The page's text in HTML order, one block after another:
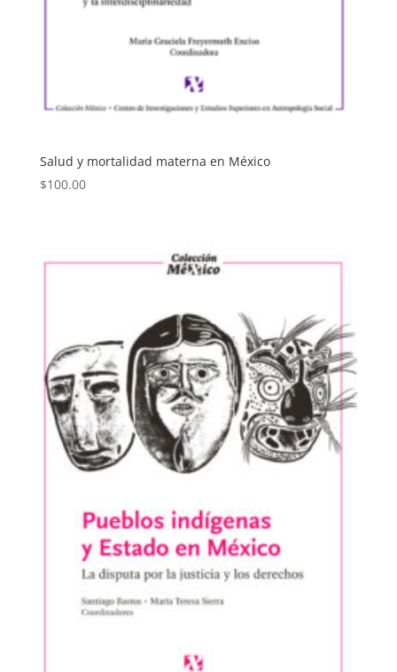
Salud y mortalidad materna en México
$100.00